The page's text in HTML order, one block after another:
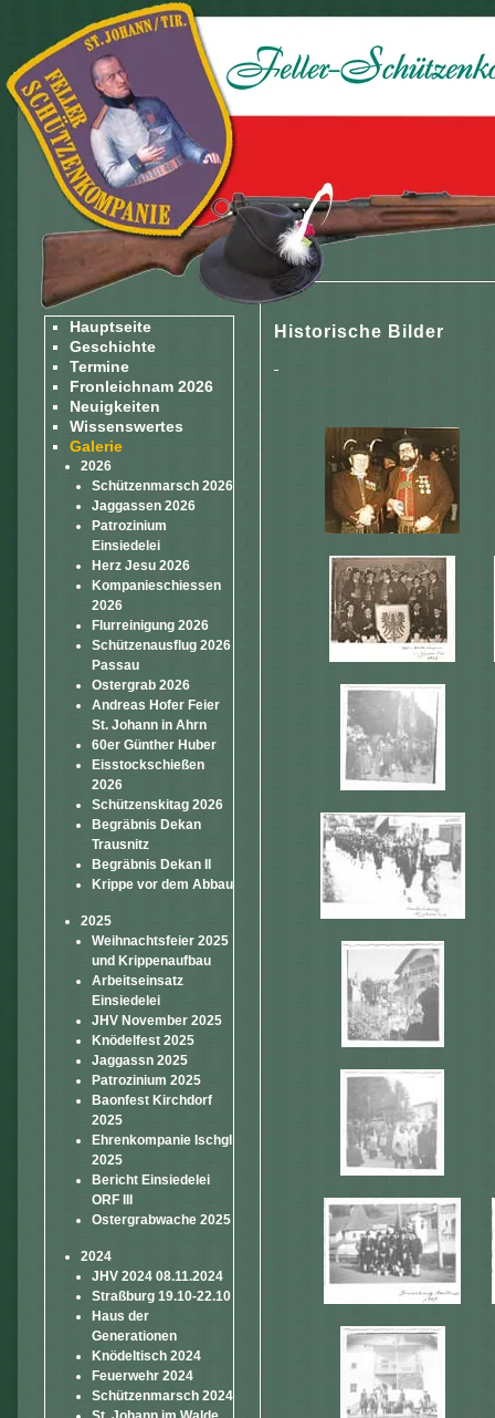
Hauptseite
Geschichte
Termine
Fronleichnam 2026
Neuigkeiten
Wissenswertes
Galerie
2026
Schützenmarsch 2026
Jaggassen 2026
Patrozinium
Einsiedelei
Herz Jesu 2026
Kompanieschiessen
2026
Flurreinigung 2026
Schützenausflug 2026
Passau
Ostergrab 2026
Andreas Hofer Feier
St. Johann in Ahrn
60er Günther Huber
Eisstockschießen
2026
Schützenskitag 2026
Begräbnis Dekan
Trausnitz
Begräbnis Dekan II
Krippe vor dem Abbau
2025
Weihnachtsfeier 2025
und Krippenaufbau
Arbeitseinsatz
Einsiedelei
JHV November 2025
Knödelfest 2025
Jaggassn 2025
Patrozinium 2025
Baonfest Kirchdorf
2025
Ehrenkompanie Ischgl
2025
Bericht Einsiedelei
ORF III
Ostergrabwache 2025
2024
JHV 2024 08.11.2024
Straßburg 19.10-22.10
Haus der
Generationen
Knödeltisch 2024
Feuerwehr 2024
Schützenmarsch 2024
Historische Bilder